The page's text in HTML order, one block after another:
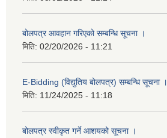
बोलपत्र आवहान गरिएको सम्बन्धि सूचना ।
मिति: 02/20/2026 - 11:21
E-Bidding (विद्युतिय बोलपत्र) सम्बन्धि सूचना ।
मिति: 11/24/2025 - 11:18
बोलपत्र स्वीकृत गर्ने आशयको सूचना ।